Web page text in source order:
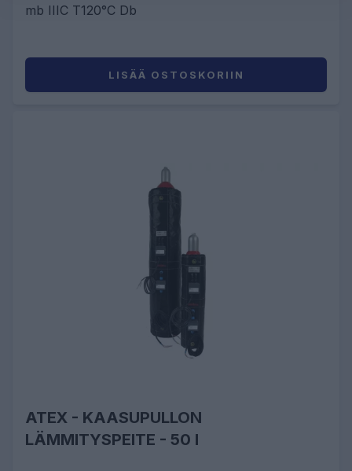
mb IIIC T120°C Db
LISÄÄ OSTOSKORIIN
ATEX - KAASUPULLON
LÄMMITYSPEITE - 50 l